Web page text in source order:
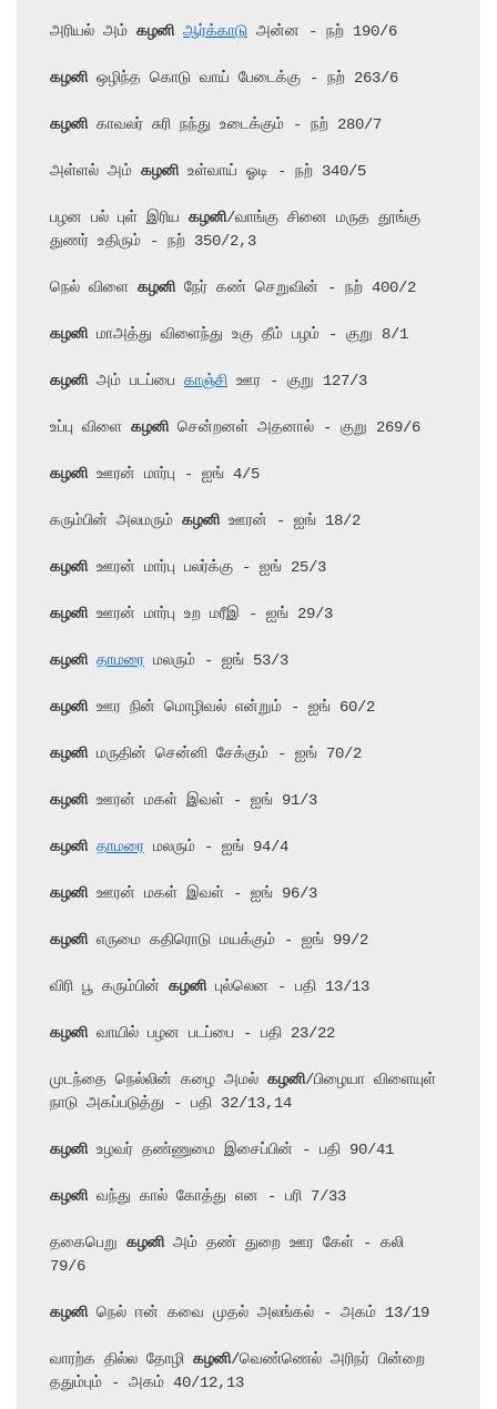
அரியல் அம் கழனி ஆர்க்காடு
கழனி
கழனி காவலர் சுரி நந்து உடைக்கும் - நற் 280/7
அள்ளல் அம் கழனி உள்வாய் ஓடி - நற் 340/5
பழன பல் புள் இரிய கழனி/வாங்கு சினை மருத தூங்கு
துணர் உதிரும் - நற் 350/2,3
நெல் விளை கழனி
கழனி
கழனி அம் படப்பை காஞ்சி ஊர - குறு 127/3
உப்பு விளை கழனி
கழனி ஊரன் மார்பு - ஐங் 4/5
கரும்பின் அலமரும் கழனி
கழனி
கழனி
கழனி தாமரை
கழனி
கழனி
கழனி
கழனி தாமரை
கழனி
கழனி எருமை கதிரொடு மயக்கும் - ஐங் 99/2
விரி பூ கரும்பின் கழனி
கழனி வாயில் பழன படப்பை - பதி 23/22
முடந்தை நெல்லின் கழை அமல் கழனி/பிழையா விளையுள்
கழனி
கழனி வந்து கால் கோத்து என - பரி 7/33
தகைபெறு கழனி அம் தண் துறை ஊர கேள் - கலி
கழனி நெல் ஈன் கவை முதல் அலங்கல் - அகம் 13/19
வாரற்க தில்ல தோழி கழனி/வெண்ணெல் அரிநர் பின்றை
ததும்பும் - அகம் 40/12,13